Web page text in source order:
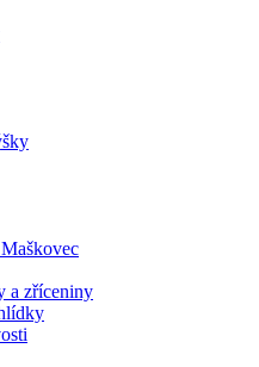
a zříceniny